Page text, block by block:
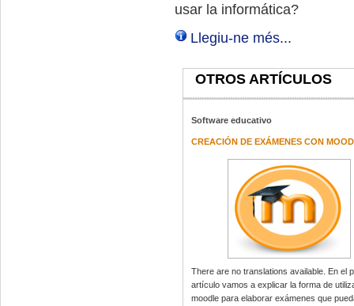
usar la informática?
Llegiu-ne més...
OTROS ARTÍCULOS
Software educativo
CREACIÓN DE EXÁMENES CON
There are no translations available. En el
artículo vamos a explicar la forma de
moodle para elaborar exámenes que